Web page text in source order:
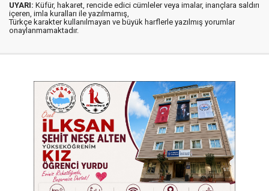
UYARI: Küfür, hakaret, rencide edici cümleler veya imalar, inançlara saldırı
içeren, imla kuralları ile yazılmamış,
Türkçe karakter kullanılmayan ve büyük harflerle yazılmış yorumlar
onaylanmamaktadır.